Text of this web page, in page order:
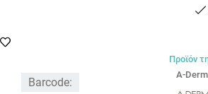
Barcode:
Προϊόν
A-